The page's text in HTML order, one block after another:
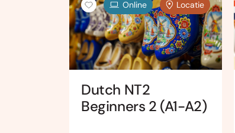
Online Locatie
Dutch NT2
Beginners 2 (A1-A2)